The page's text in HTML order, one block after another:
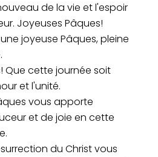
de la vie et l'espoir
Joyeuses Pâques!
joyeuse Pâques, pleine
Que cette journée soit
et l'unité.
vous apporte
et de joie en cette
du Christ vous